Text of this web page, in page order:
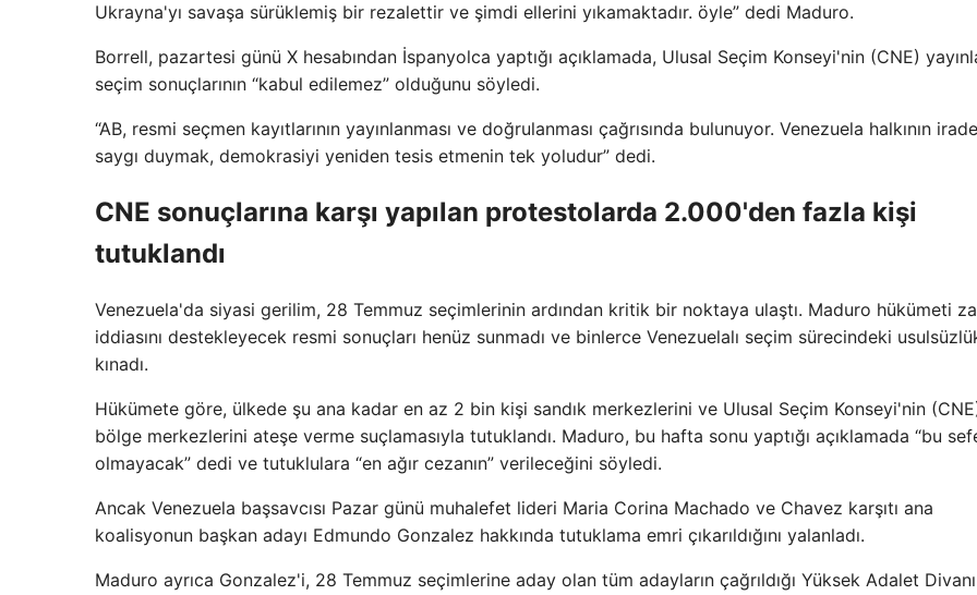
Ukrayna'yı savaşa sürüklemiş bir rezalettir ve şimdi ellerini yıkamaktadır. öyle” dedi Maduro.
Borrell, pazartesi günü X hesabından İspanyolca yaptığı açıklamada, Ulusal Seçim Konseyi'nin (CNE)
seçim sonuçlarının “kabul edilemez” olduğunu söyledi.
“AB, resmi seçmen kayıtlarının yayınlanması ve doğrulanması çağrısında bulunuyor. Venezuela halkının
saygı duymak, demokrasiyi yeniden tesis etmenin tek yoludur” dedi.
CNE sonuçlarına karşı yapılan protestolarda 2.000'den fazla kişi
tutuklandı
Venezuela'da siyasi gerilim, 28 Temmuz seçimlerinin ardından kritik bir noktaya ulaştı. Maduro hükümeti
iddiasını destekleyecek resmi sonuçları henüz sunmadı ve binlerce Venezuelalı seçim sürecindeki
kınadı.
Hükümete göre, ülkede şu ana kadar en az 2 bin kişi sandık merkezlerini ve Ulusal Seçim Konseyi'nin
bölge merkezlerini ateşe verme suçlamasıyla tutuklandı. Maduro, bu hafta sonu yaptığı açıklamada “bu
olmayacak” dedi ve tutuklulara “en ağır cezanın” verileceğini söyledi.
Ancak Venezuela başsavcısı Pazar günü muhalefet lideri Maria Corina Machado ve Chavez karşıtı ana
koalisyonun başkan adayı Edmundo Gonzalez hakkında tutuklama emri çıkarıldığını yalanladı.
Maduro ayrıca Gonzalez'i, 28 Temmuz seçimlerine aday olan tüm adayların çağrıldığı Yüksek Adalet